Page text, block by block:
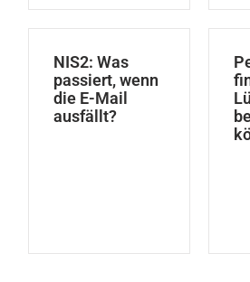
NIS2: Was
passiert, wenn
die E-Mail
ausfällt?